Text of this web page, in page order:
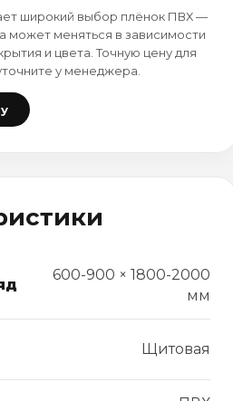
широкий выбор плёнок ПВХ —
может меняться в зависимости
и цвета. Точную цену для
у менеджера.
600-900 × 1800-2000
мм
Щитовая